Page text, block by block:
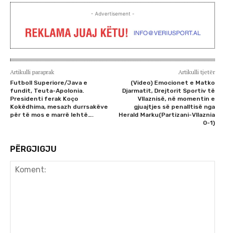
- Advertisement -
Artikulli paraprak
Futboll Superiore/Java e
fundit, Teuta-Apolonia.
Presidenti ferak Koço
Kokëdhima, mesazh durrsakëve
për të mos e marrë lehtë….
Artikulli tjetër
(Video) Emocionet e Matko
Djarmatit, Drejtorit Sportiv të
Vllaznisë, në momentin e
gjuajtjes së penalltisë nga
Herald Marku(Partizani-Vllaznia
0-1)
PËRGJIGJU